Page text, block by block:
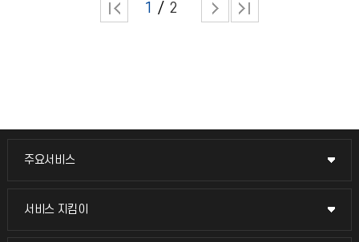
1 2
주요서비스
주요서비스
교무회의방송
서비스 지킴이
서비스 지킴이